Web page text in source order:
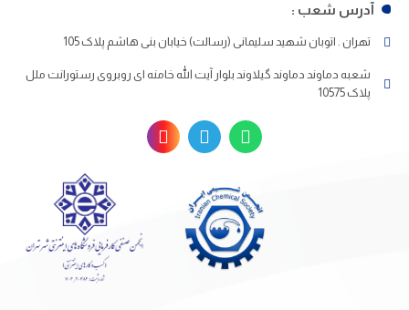
آدرس شعب :
تهران . اتوبان شهید سلیمانی (رسالت) خیابان بنی هاشم پلاک 105
شعبه دماوند دماوند گیلاوند بلوار آیت الله خامنه ای روبروی رستورانت ملل
پلاک 10575